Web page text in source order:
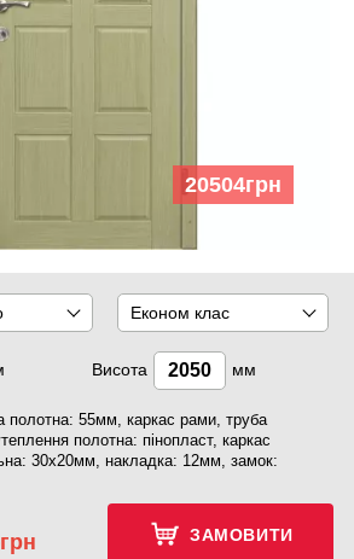
20504грн
Економ клас
Висота мм
полотна: 55мм, каркас рами, труба
полотна: пінопласт, каркас
30х20мм, накладка: 12мм, замок:
грн ЗАМОВИТИ